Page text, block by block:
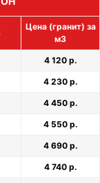
Цена (гранит) за
м3
4 120 р.
4 230 р.
4 450 р.
4 550 р.
4 690 р.
4 740 р.